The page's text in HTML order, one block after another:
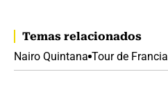
Temas relacionados
Nairo Quintana Tour de Francia